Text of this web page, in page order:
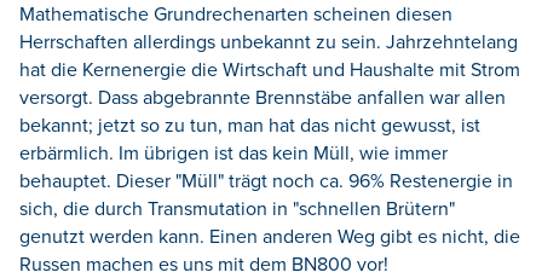
Mathematische Grundrechenarten scheinen diesen
Herrschaften allerdings unbekannt zu sein. Jahrzehntelang
hat die Kernenergie die Wirtschaft und Haushalte mit Strom
versorgt. Dass abgebrannte Brennstäbe anfallen war allen
bekannt; jetzt so zu tun, man hat das nicht gewusst, ist
erbärmlich. Im übrigen ist das kein Müll, wie immer
behauptet. Dieser "Müll" trägt noch ca. 96% Restenergie in
sich, die durch Transmutation in "schnellen Brütern"
genutzt werden kann. Einen anderen Weg gibt es nicht, die
Russen machen es uns mit dem BN800 vor!